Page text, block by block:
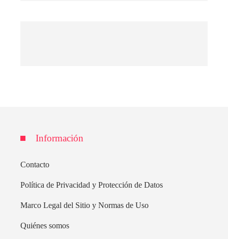
Información
Contacto
Política de Privacidad y Protección de Datos
Marco Legal del Sitio y Normas de Uso
Quiénes somos